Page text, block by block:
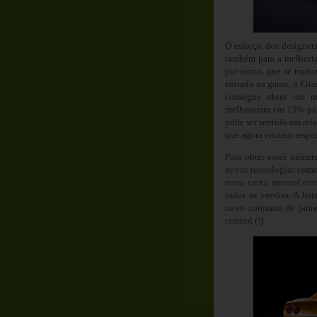
O esforço dos
também para a
por cento, que se
entrada na gama, o
consegue obter um
melhoraram em 13%
pode ser sentido em
que agora emitem
Para obter esses
novas tecnologias
nova caixa manual
todas as versões. A
novo conjunto de
control (!)